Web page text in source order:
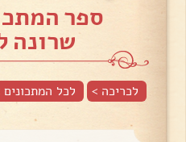
ספר
שרונה
לכריכה > לכל המתכונים